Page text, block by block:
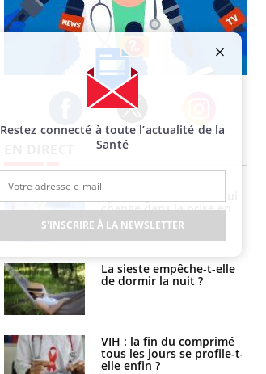
Facebook Twitter Instagram
change dans la prise en
charge des femmes
enceintes
La sieste empêche-t-elle
de dormir la nuit ?
VIH : la fin du comprimé
tous les jours se profile-t-
elle enfin ?
gâche-t-il les premiers
jours de vos vacances ?
Fortes chaleurs :
pourquoi le risque de
Le Viagra pourrait-il
freiner la propagation du
cancer ?
Restez connecté à toute l’actualité de la
Santé
S'INSCRIRE À LA NEWSLETTER